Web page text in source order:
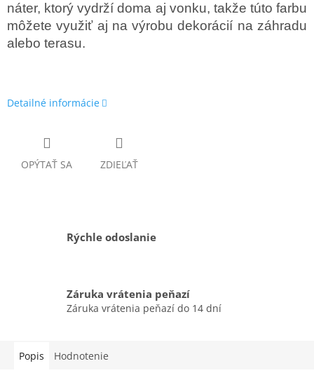
náter, ktorý vydrží doma aj vonku, takže túto farbu
môžete využiť aj na výrobu dekorácií na záhradu
alebo terasu.
Detailné informácie
OPÝTAŤ SA ZDIEĽAŤ
Rýchle odoslanie
Záruka vrátenia peňazí
Záruka vrátenia peňazí do 14 dní
Popis Hodnotenie